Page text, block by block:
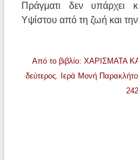
Πράγματι δεν υπάρχει
Υψίστου από τη ζωή και
Από το βιβλίο: ΧΑΡΙΣΜΑΤΑ
δεύτερος. Ιερά Μονή